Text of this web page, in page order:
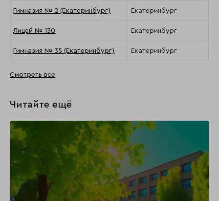
Гимназия № 2 (Екатеринбург) Екатеринбург
Лицей № 130 Екатеринбург
Гимназия № 35 (Екатеринбург) Екатеринбург
Смотреть все
Читайте ещё